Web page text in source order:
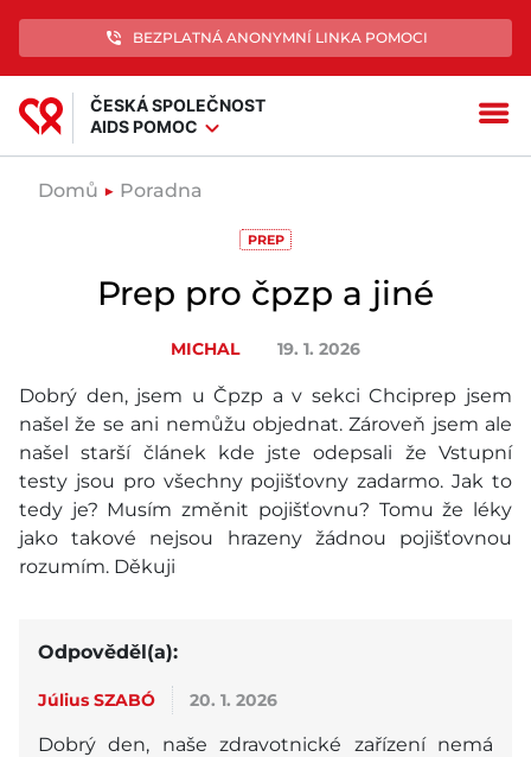
phone_in_talk BEZPLATNÁ ANONYMNÍ LINKA POMOCI
ČESKÁ SPOLEČNOST
AIDS POMOC expand_more menu
Domů ▶ Poradna
PREP
Prep pro čpzp a jiné
MICHAL 19. 1. 2026
Dobrý den, jsem u Čpzp a v sekci Chciprep jsem
našel že se ani nemůžu objednat. Zároveň jsem ale
našel starší článek kde jste odepsali že Vstupní
testy jsou pro všechny pojišťovny zadarmo. Jak to
tedy je? Musím změnit pojišťovnu? Tomu že léky
jako takové nejsou hrazeny žádnou pojišťovnou
rozumím. Děkuji
Odpověděl(a):
Július SZABÓ 20. 1. 2026
Dobrý den, naše zdravotnické zařízení nemá